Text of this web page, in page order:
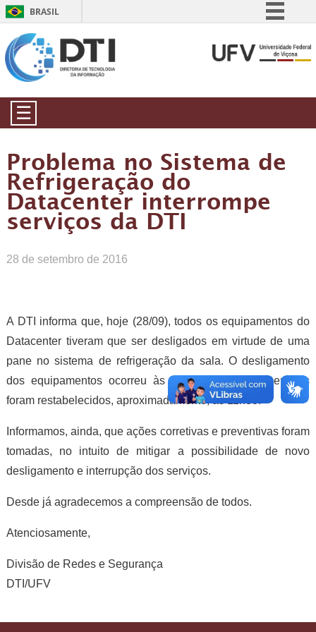
BRASIL
Comunica BR
☰
Problema no Sistema de
Refrigeração do
Datacenter interrompe
serviços da DTI
28 de setembro de 2016
A DTI informa que, hoje (28/09), todos os equipamentos do
Datacenter tiveram que ser desligados em virtude de uma
pane no sistema de refrigeração da sala. O desligamento
dos equipamentos ocorreu às 9h30 e todos os serviços
foram restabelecidos, aproximadamente, às 11h30.
Informamos, ainda, que ações corretivas e preventivas foram
tomadas, no intuito de mitigar a possibilidade de novo
desligamento e interrupção dos serviços.
Desde já agradecemos a compreensão de todos.
Atenciosamente,
Divisão de Redes e Segurança
DTI/UFV